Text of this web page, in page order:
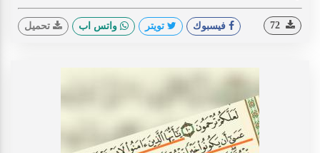
فيسبوك تويتر واتس اب تحميل